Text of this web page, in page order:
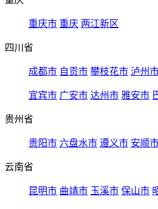
重庆市 重庆 两江新区
四川省
成都市 自贡市 攀枝花市 泸州
宜宾市 广安市 达州市 雅安市
贵州省
贵阳市 六盘水市 遵义市 安顺
云南省
昆明市 曲靖市 玉溪市 保山市